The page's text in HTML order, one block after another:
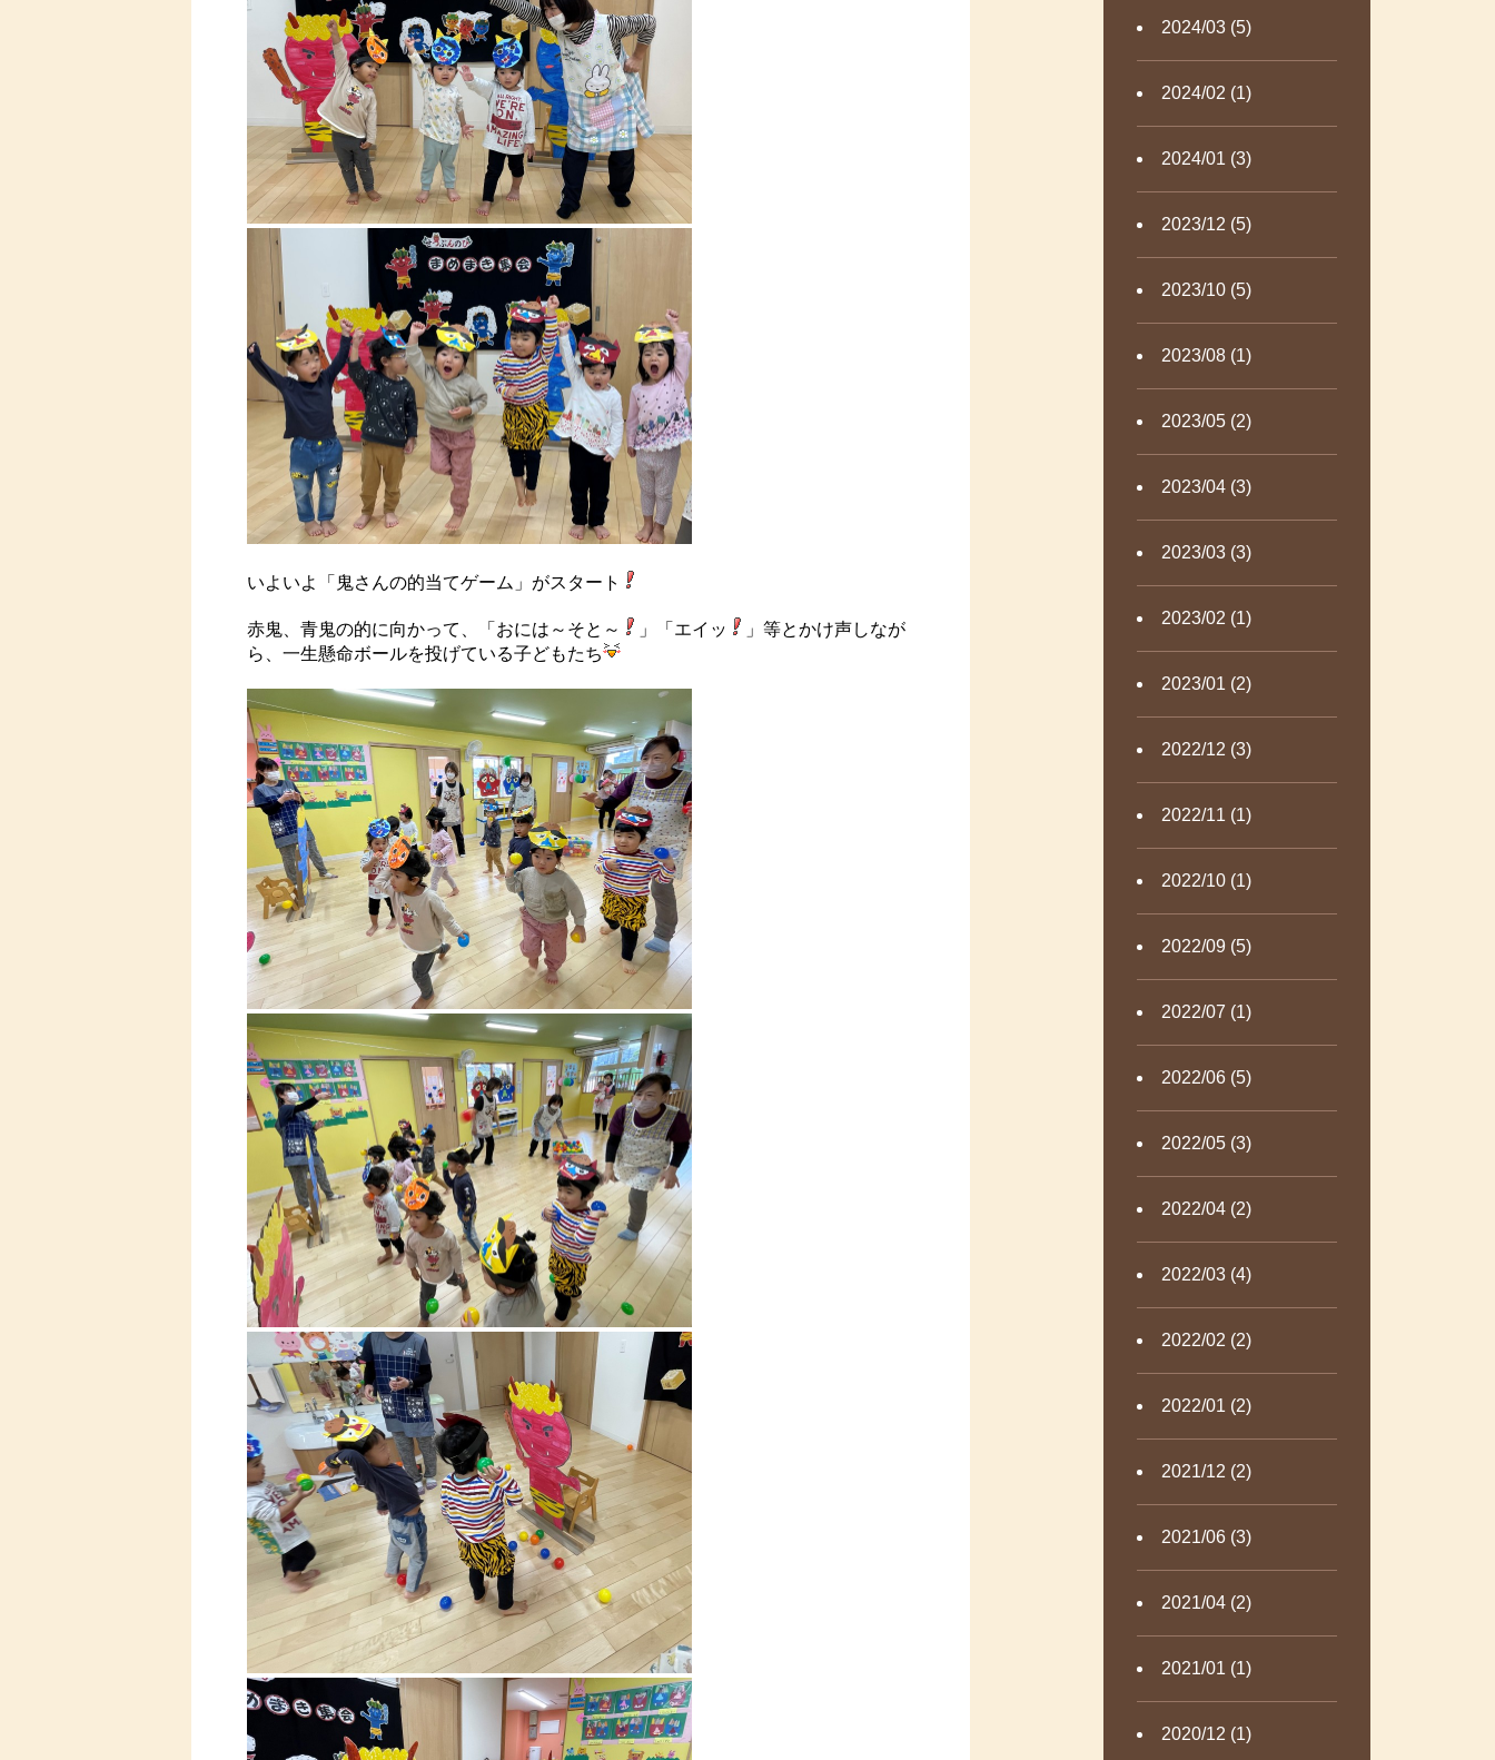
2024/03 (5)
2024/02 (1)
2024/01 (3)
2023/12 (5)
2023/10 (5)
2023/08 (1)
2023/05 (2)
2023/04 (3)
2023/03 (3)
2023/02 (1)
2023/01 (2)
2022/12 (3)
2022/11 (1)
2022/10 (1)
2022/09 (5)
2022/07 (1)
2022/06 (5)
2022/05 (3)
2022/04 (2)
2022/03 (4)
2022/02 (2)
2022/01 (2)
2021/12 (2)
2021/06 (3)
2021/04 (2)
2021/01 (1)
2020/12 (1)
いよいよ「鬼さんの的当てゲーム」がスタート
赤鬼、青鬼の的に向かって、「おには～そと～ 」「エイッ
」等とかけ声しなが
ら、一生懸命ボールを投げている子どもたち